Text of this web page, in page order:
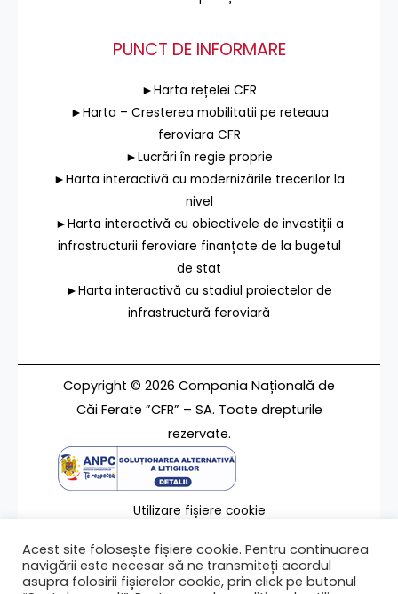
PUNCT DE INFORMARE
►Harta rețelei CFR
►Harta – Cresterea mobilitatii pe reteaua
feroviara CFR
►Lucrări în regie proprie
►Harta interactivă cu modernizările trecerilor la
nivel
►Harta interactivă cu obiectivele de investiții a
infrastructurii feroviare finanțate de la bugetul
de stat
►Harta interactivă cu stadiul proiectelor de
infrastructură feroviară
Copyright © 2026 Compania Națională de
Căi Ferate ”CFR” – SA. Toate drepturile
rezervate.
Utilizare fișiere cookie
Contact
Acest site folosește fișiere cookie. Pentru continuarea
navigării este necesar să ne transmiteți acordul
asupra folosirii fișierelor cookie, prin click pe butonul